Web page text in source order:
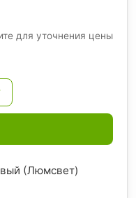
для уточнения цены
(Люмсвет)